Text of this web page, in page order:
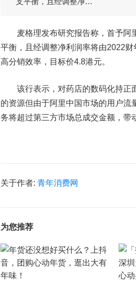
麦格理发布研究报告称，首予阿
平衡，且经调整净利润率将由2022
高分销效率，目标价4.8港元。
该行表示，对药店的数码化持正
的资源但由于阿里中国市场的用户
务将超过第三方市场总成交金额，带
关于作者: 青年消费网
为您推荐